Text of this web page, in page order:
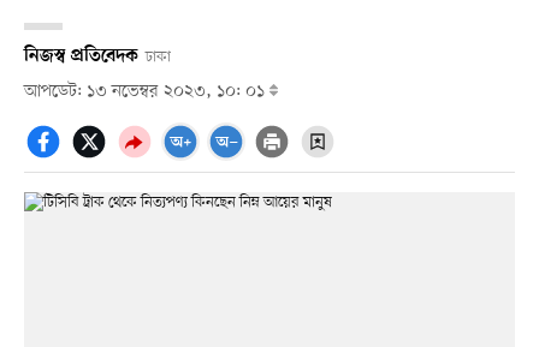
নিজস্ব প্রতিবেদক ঢাকা
আপডেট: ১৩ নভেম্বর ২০২৩, ১০: ০১